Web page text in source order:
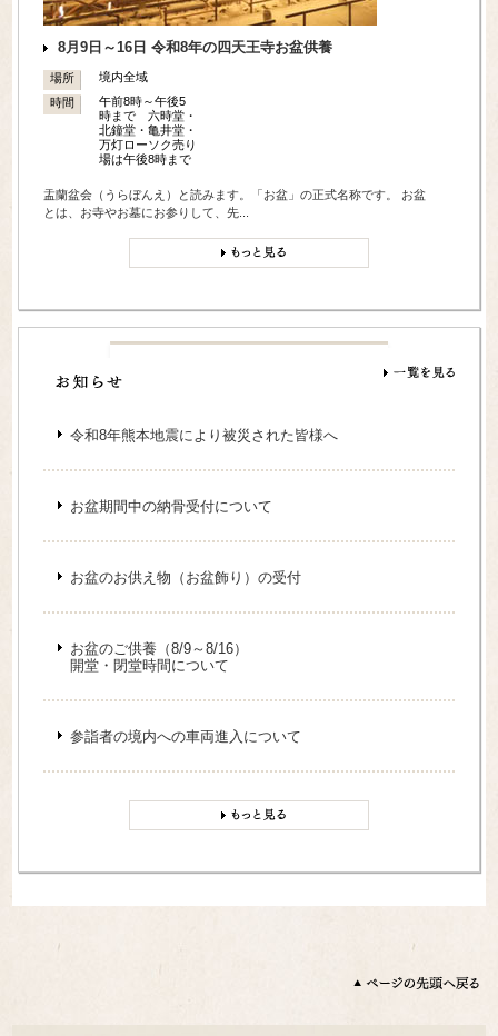
8月9日～16日 令和8年の四天王寺お盆供養
場所
境内全域
時間
午前8時～午後5
時まで 六時堂・
北鐘堂・亀井堂・
万灯ローソク売り
場は午後8時まで
盂蘭盆会（うらぼんえ）と読みます。「お盆」の正式名称です。 お盆
とは、お寺やお墓にお参りして、先...
令和8年熊本地震により被災された皆様へ
お盆期間中の納骨受付について
お盆のお供え物（お盆飾り）の受付
お盆のご供養（8/9～8/16）
開堂・閉堂時間について
参詣者の境内への車両進入について